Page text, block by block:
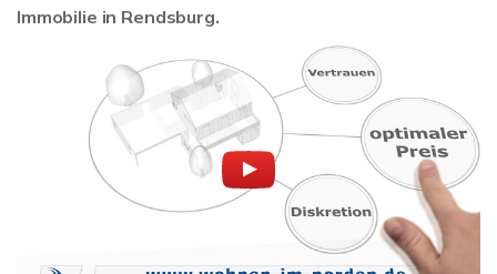
Immobilie in Rendsburg.